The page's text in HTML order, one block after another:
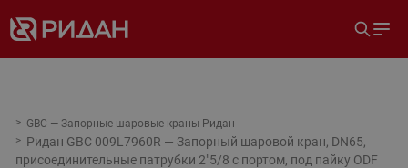
GBC — Запорные шаровые краны Ридан
Ридан GBC 009L7960R — Запорный шаровой кран, DN65,
присоединительные патрубки 2"5/8 с портом, под пайку ODF